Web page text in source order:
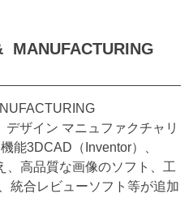
MANUFACTURING
ザイン マニュファクチャリ
能3DCAD（Inventor）、
高品質な画像のソフト、工
統合レビューソフト等が追加